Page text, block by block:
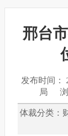
邢台
发布时间
局 浏
体裁分类：